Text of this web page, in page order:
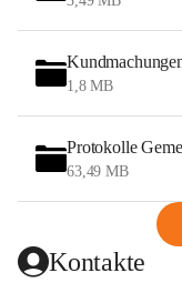
1,8 MB
Protokolle
63,49 MB
Kontakte